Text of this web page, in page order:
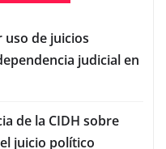
uso de juicios
judicial en
de la CIDH sobre
juicio político